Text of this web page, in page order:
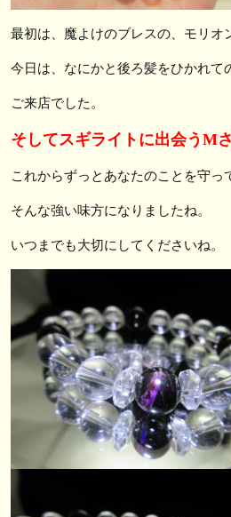
最初は、魔よけのブレスの、モリオ
今日は、なにかと後ろ髪をひかれて
ご来店でした。
そしてスギライトに出会うMさ
これからずっとあなたのことを守っ
そんな強い味方になりましたね。
いつまでも大切にしてくださいね。